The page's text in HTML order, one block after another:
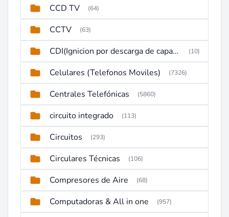
CCD TV (64)
CCTV (63)
CDI(Ignicion por descarga de capacitor) (10)
Celulares (Telefonos Moviles) (7326)
Centrales Telefónicas (5860)
circuito integrado (113)
Circuitos (293)
Circulares Técnicas (106)
Compresores de Aire (68)
Computadoras & All in one (957)